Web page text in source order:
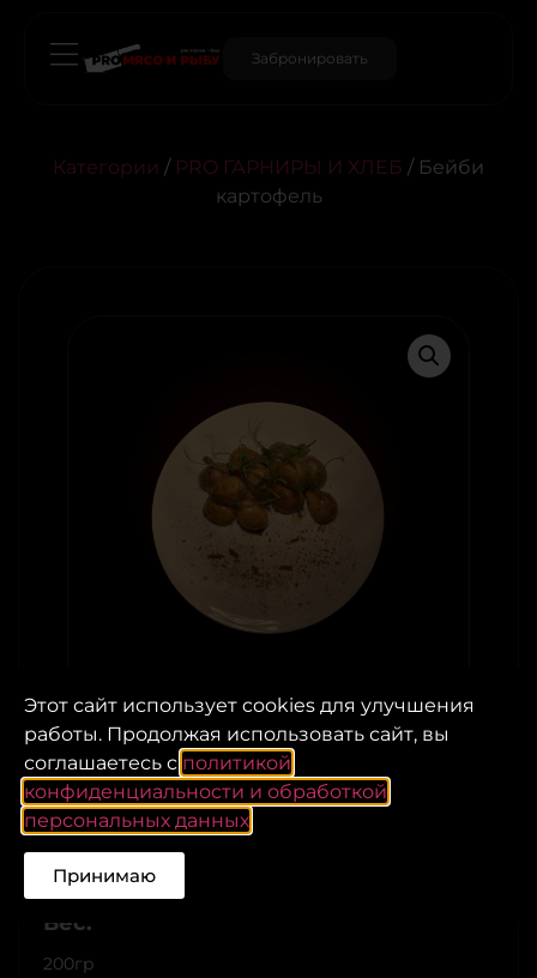
Забронировать
Категории / PRO ГАРНИРЫ И ХЛЕБ / Бейби
картофель
Бейби картофель
Вес:
200гр
Этот сайт использует cookies для улучшения
работы. Продолжая использовать сайт, вы
соглашаетесь с политикой
конфиденциальности и обработкой
персональных данных
Принимаю